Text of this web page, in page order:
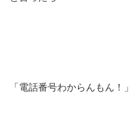
「電話番号わからんもん！」